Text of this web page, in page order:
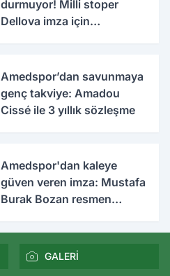
durmuyor! Milli stoper
Dellova imza için
Amedspor’dan savunmaya
genç takviye: Amadou
Cissé ile 3 yıllık sözleşme
Amedspor'dan kaleye
güven veren imza: Mustafa
Burak Bozan resmen
GALERİ